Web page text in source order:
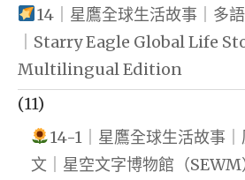
14｜星鷹全球生活故事｜多
｜Starry Eagle Global Life
Multilingual Edition
(11)
14-1｜星鷹全球生活故事
文｜星空文字博物館（